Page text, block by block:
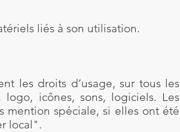
liés à son utilisation.
les droits d’usage, sur tous les
logo, icônes, sons, logiciels. Les
mention spéciale, si elles ont été
local".